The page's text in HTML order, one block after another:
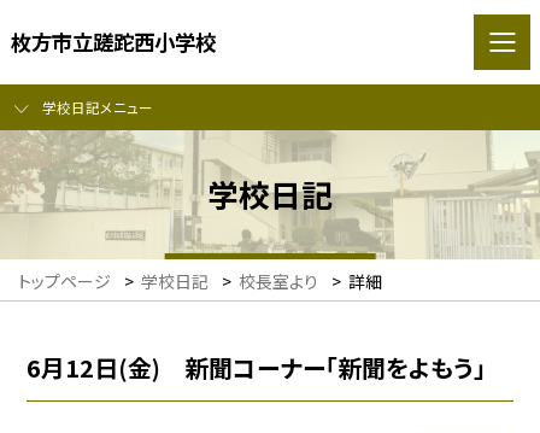
枚方市立蹉跎西小学校
学校日記メニュー
学校日記
トップページ > 学校日記 > 校長室より > 詳細
6月12日(金) 新聞コーナー「新聞をよもう」